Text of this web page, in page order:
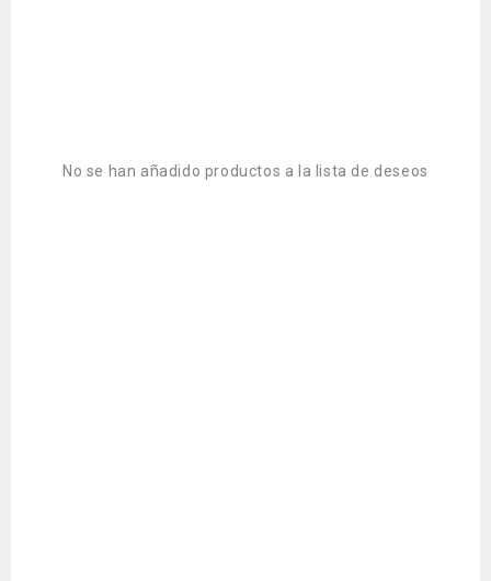
No se han añadido productos a la lista de deseos